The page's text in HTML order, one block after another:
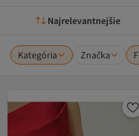
Najrelevantnejšie
Kategória Značka